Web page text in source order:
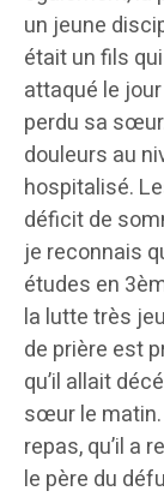
un jeune
était un fils
attaqué le
perdu sa
douleurs au
hospitalisé.
déficit de
je reconnais
études en
la lutte très
de prière est
qu’il allait
sœur le matin.
repas, qu’il a
le père du